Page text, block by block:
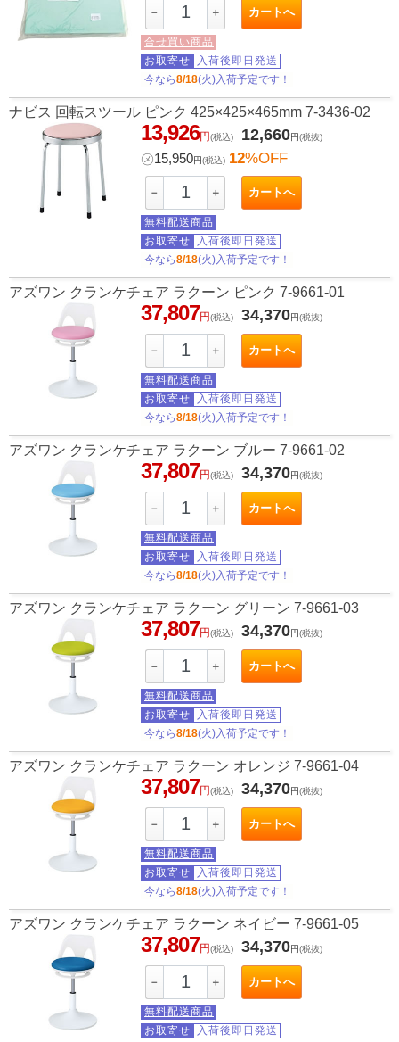
－ ＋ カートへ
合せ買い商品
お取寄せ
入荷後即日発送
今なら8/18(火)入荷予定です！
ナビス 回転スツール ピンク 425×425×465mm 7-3436-02
13,926円(税込) 12,660円(税抜)
㋱15,950円(税込) 12%OFF
－ ＋ カートへ
無料配送商品
お取寄せ
入荷後即日発送
今なら8/18(火)入荷予定です！
アズワン クランケチェア ラクーン ピンク 7-9661-01
37,807円(税込) 34,370円(税抜)
－ ＋ カートへ
無料配送商品
お取寄せ
入荷後即日発送
今なら8/18(火)入荷予定です！
アズワン クランケチェア ラクーン ブルー 7-9661-02
37,807円(税込) 34,370円(税抜)
－ ＋ カートへ
無料配送商品
お取寄せ
入荷後即日発送
今なら8/18(火)入荷予定です！
アズワン クランケチェア ラクーン グリーン 7-9661-03
37,807円(税込) 34,370円(税抜)
－ ＋ カートへ
無料配送商品
お取寄せ
入荷後即日発送
今なら8/18(火)入荷予定です！
アズワン クランケチェア ラクーン オレンジ 7-9661-04
37,807円(税込) 34,370円(税抜)
－ ＋ カートへ
無料配送商品
お取寄せ
入荷後即日発送
今なら8/18(火)入荷予定です！
アズワン クランケチェア ラクーン ネイビー 7-9661-05
37,807円(税込) 34,370円(税抜)
－ ＋ カートへ
無料配送商品
お取寄せ
入荷後即日発送